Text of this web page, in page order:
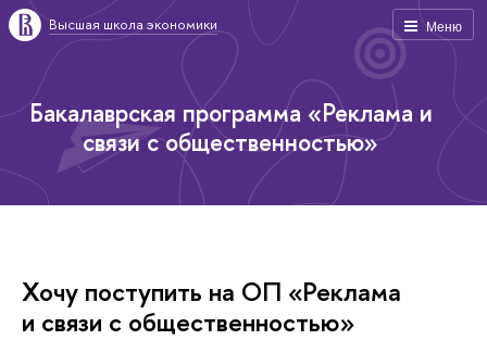
Меню
ысшая школа экономики
Бакалаврская программа «Реклама и
связи с общественностью»
Хочу поступить на ОП «Реклама
и связи с общественностью»